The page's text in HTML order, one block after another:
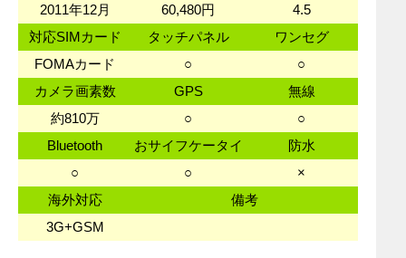
2011年12月
60,480円
4.5
対応SIMカード
タッチパネル
ワンセグ
FOMAカード
○
○
カメラ画素数
GPS
無線
約810万
○
○
Bluetooth
おサイフケータイ
防水
○
○
×
海外対応
備考
3G+GSM